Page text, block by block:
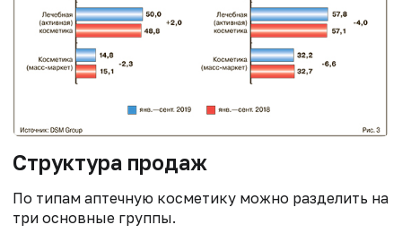
Структура продаж
По типам аптечную косметику можно разделить на
три основные группы.